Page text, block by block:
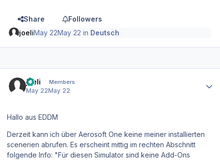
Share
Followers
joeliMay 22May 22 in Deutsch
joeli Members
May 22May 22
Hallo aus EDDM
Derzeit kann ich über Aerosoft One keine meiner installierten
scenerien abrufen. Es erscheint mittig im rechten Abschnitt
folgende Info: "Für diesen Simulator sind keine Add-Ons